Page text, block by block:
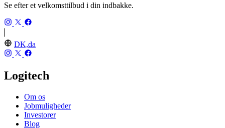
Se efter et velkomsttilbud i din indbakke.
DK,da
Logitech
Om os
Jobmuligheder
Investorer
Blog